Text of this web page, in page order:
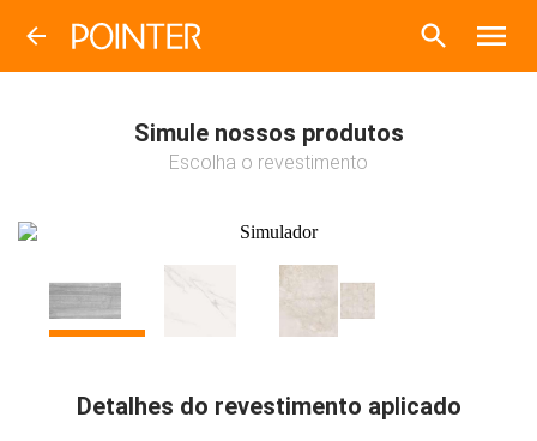
Simule nossos produtos
Escolha o revestimento
Detalhes do revestimento aplicado